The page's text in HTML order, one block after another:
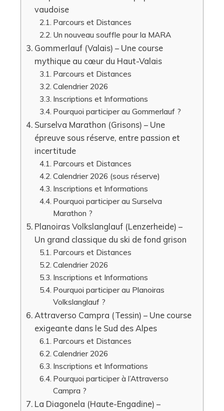
vaudoise
Parcours et Distances
Un nouveau souffle pour la MARA
Gommerlauf (Valais) – Une course
mythique au cœur du Haut-Valais
Parcours et Distances
Calendrier 2026
Inscriptions et Informations
Pourquoi participer au Gommerlauf ?
Surselva Marathon (Grisons) – Une
épreuve sous réserve, entre passion et
incertitude
Parcours et Distances
Calendrier 2026 (sous réserve)
Inscriptions et Informations
Pourquoi participer au Surselva
Marathon ?
Planoiras Volkslanglauf (Lenzerheide) –
Un grand classique du ski de fond grison
Parcours et Distances
Calendrier 2026
Inscriptions et Informations
Pourquoi participer au Planoiras
Volkslanglauf ?
Attraverso Campra (Tessin) – Une course
exigeante dans le Sud des Alpes
Parcours et Distances
Calendrier 2026
Inscriptions et Informations
Pourquoi participer à l’Attraverso
Campra ?
La Diagonela (Haute-Engadine) –